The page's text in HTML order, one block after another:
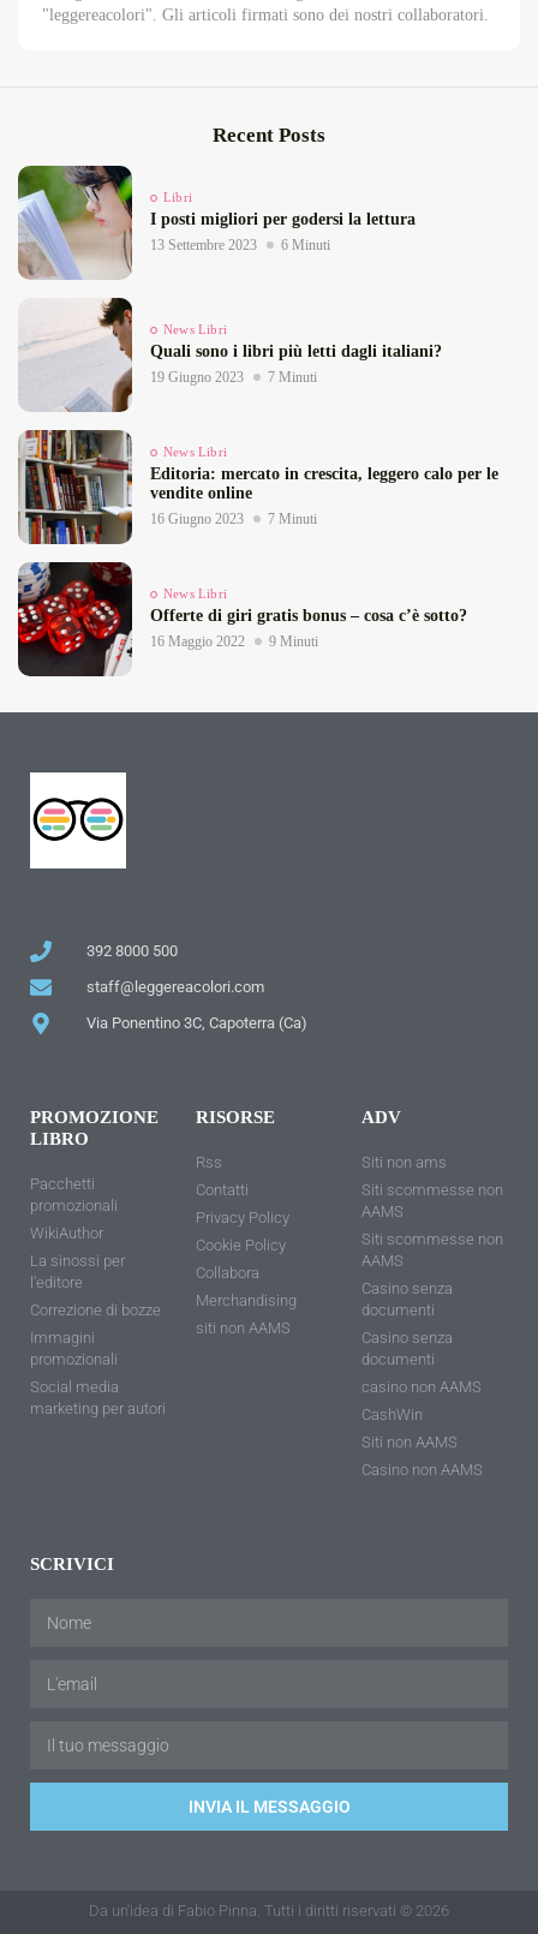
"leggereacolori". Gli articoli firmati sono dei nostri collaboratori.
Recent Posts
Libri
I posti migliori per godersi la lettura
13 Settembre 2023 6 Minuti
News Libri
Quali sono i libri più letti dagli italiani?
19 Giugno 2023 7 Minuti
News Libri
Editoria: mercato in crescita, leggero calo per le
vendite online
16 Giugno 2023 7 Minuti
News Libri
Offerte di giri gratis bonus – cosa c’è sotto?
16 Maggio 2022 9 Minuti
392 8000 500
staff@leggereacolori.com
Via Ponentino 3C, Capoterra (Ca)
PROMOZIONE
LIBRO
Pacchetti
promozionali
WikiAuthor
La sinossi per
l'editore
Correzione di bozze
Immagini
promozionali
Social media
marketing per autori
RISORSE
Rss
Contatti
Privacy Policy
Cookie Policy
Collabora
Merchandising
siti non AAMS
ADV
Siti non ams
Siti scommesse non
AAMS
Siti scommesse non
AAMS
Casino senza
documenti
Casino senza
documenti
casino non AAMS
CashWin
Siti non AAMS
Casino non AAMS
SCRIVICI
INVIA IL MESSAGGIO
Da un'idea di Fabio Pinna. Tutti i diritti riservati © 2026